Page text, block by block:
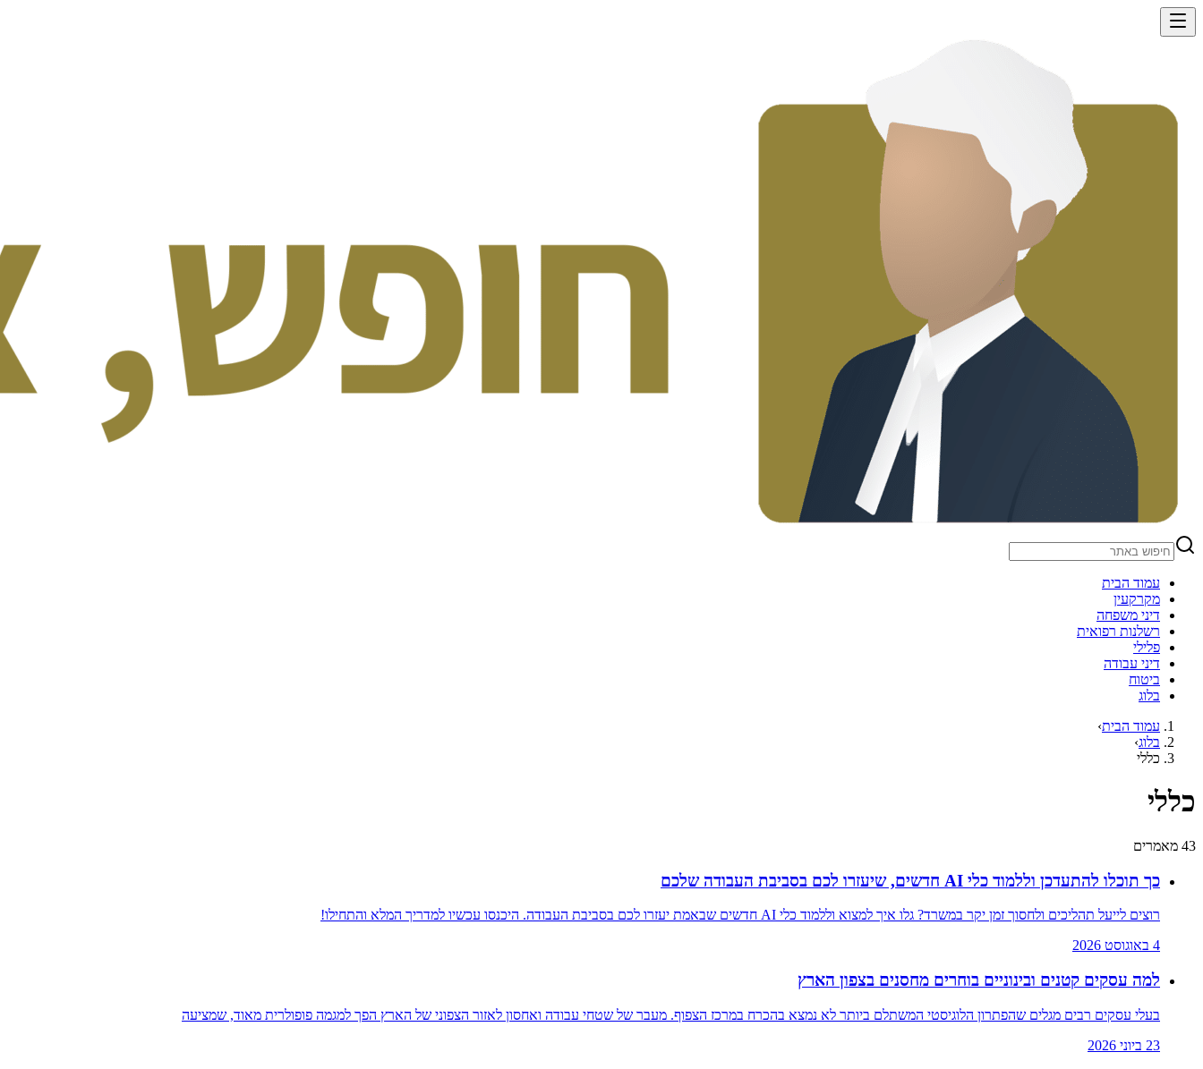
עמוד הבית
מקרקעין
דיני משפחה
רשלנות רפואית
פלילי
דיני עבודה
ביטוח
בלוג
עמוד הבית›
בלוג›
כללי
כללי
43 מאמרים
כך תוכלו להתעדכן וללמוד כלי AI חדשים, שיעזרו לכם בסביבת העבודה שלכם
רוצים לייעל תהליכים ולחסוך זמן יקר במשרד? גלו איך למצוא וללמוד כלי AI חדשים שבאמת יעזרו לכם בסביבת העבודה. היכנסו עכשיו למדריך המלא והתחילו!
4 באוגוסט 2026
למה עסקים קטנים ובינוניים בוחרים מחסנים בצפון הארץ
בעלי עסקים רבים מגלים שהפתרון הלוגיסטי המשתלם ביותר לא נמצא בהכרח במרכז הצפוף. מעבר של שטחי עבודה ואחסון לאזור הצפוני של הארץ הפך למגמה פופולרית מאוד, שמציעה
23 ביוני 2026